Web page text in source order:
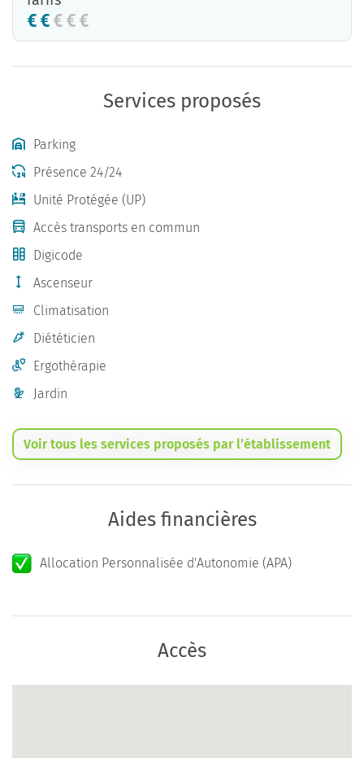
Services proposés
Parking
Présence 24/24
Unité Protégée (UP)
Accès transports en commun
Digicode
Ascenseur
Climatisation
Diététicien
Ergothérapie
Jardin
Voir tous les services proposés par l’établissement
Aides financières
Allocation Personnalisée d'Autonomie (APA)
Accès